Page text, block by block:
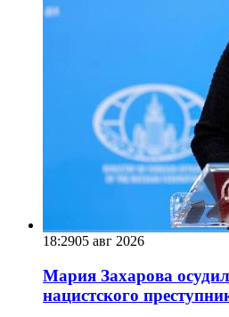
18:2905 авг 2026
Мария Захарова
нацистского